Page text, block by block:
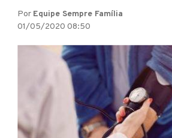
Por Equipe Sempre Família
01/05/2020 08:50